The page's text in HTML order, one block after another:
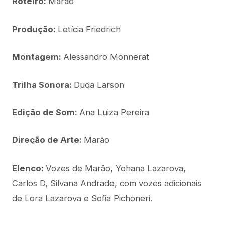
Produção: Letícia Friedrich
Montagem: Alessandro Monnerat
Trilha Sonora: Duda Larson
Edição de Som: Ana Luiza Pereira
Direção de Arte: Marão
Elenco: Vozes de Marão, Yohana Lazarova,
Carlos D, Silvana Andrade, com vozes adicionais
de Lora Lazarova e Sofia Pichoneri.